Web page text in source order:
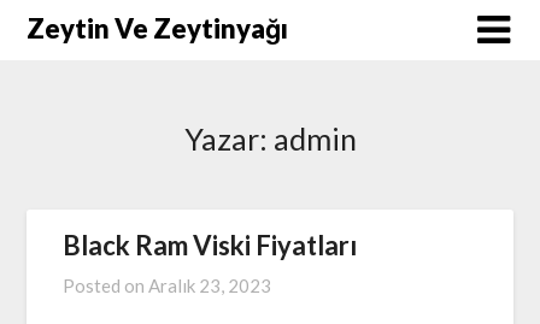
SkipZeytin Ve Zeytinyağı
Yazar: admin
Black Ram Viski Fiyatları
Posted onAralık 23, 2023